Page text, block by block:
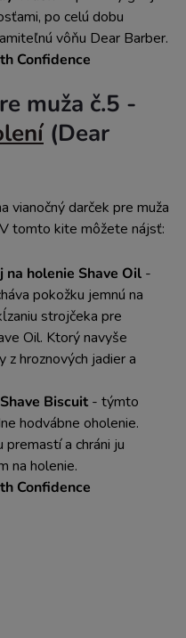
po celú dobu
vôňu Dear Barber.
Confidence
muža č.5 -
(Dear
vianočný darček pre muža
tomto kite môžete nájsť:
na holenie Shave Oil -
pokožku jemnú na
strojčeka pre
Oil. Ktorý navyše
z hroznových jadier a
Biscuit - týmto
hodvábne oholenie.
a chráni ju
na holenie.
Confidence